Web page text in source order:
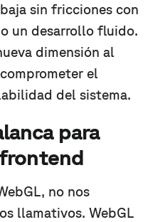
sin fricciones con
un desarrollo fluido.
dimensión al
el
del sistema.
para
no nos
llamativos. WebGL